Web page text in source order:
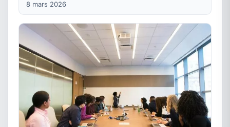
8 mars 2026